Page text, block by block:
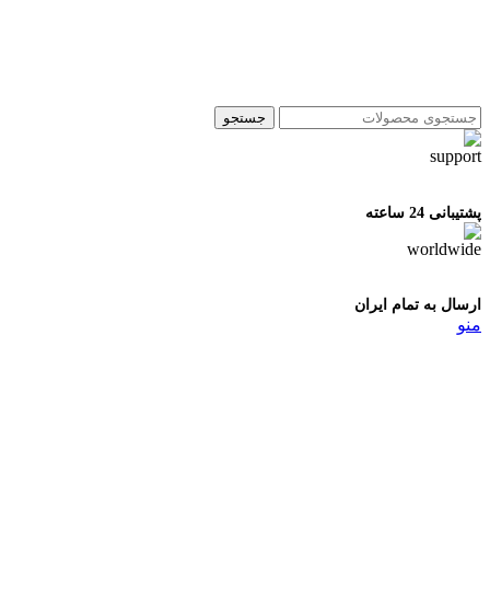
جستجو
پشتیبانی 24 ساعته
ارسال به تمام ایران
منو